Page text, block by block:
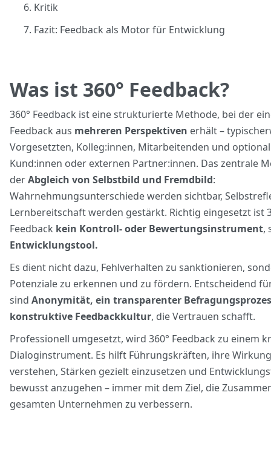
Kritik
Fazit: Feedback als Motor für Entwicklung
Was ist 360° Feedback?
360° Feedback ist eine strukturierte Methode, bei der
Feedback aus mehreren Perspektiven erhält –
Vorgesetzten, Kolleg:innen, Mitarbeitenden und
Kund:innen oder externen Partner:innen. Das zentrale
derAbgleich von Selbstbild und Fremdbild:
Wahrnehmungsunterschiede werden sichtbar,
Lernbereitschaft werden gestärkt. Richtig eingesetzt ist
Feedback kein Kontroll- oder Bewertungsinstrument,
Entwicklungstool.
Es dient nicht dazu, Fehlverhalten zu sanktionieren,
Potenziale zu erkennen und zu fördern. Entscheidend
sind Anonymität, ein transparenter
konstruktive Feedbackkultur, die Vertrauen schafft.
Professionell umgesetzt, wird 360° Feedback zu einem
Dialoginstrument. Es hilft Führungskräften, ihre
verstehen, Stärken gezielt einzusetzen und
bewusst anzugehen – immer mit dem Ziel, die
gesamten Unternehmen zu verbessern.